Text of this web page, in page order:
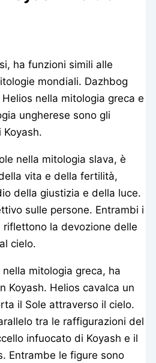
ha funzioni simili alle
mondiali. Dazhbog
nella mitologia greca e
ungherese sono gli
nella mitologia slava, è
vita e della fertilità,
della giustizia e della luce.
sulle persone. Entrambi i
riflettono la devozione delle
cielo.
mitologia greca, ha
Koyash. Helios cavalca un
il Sole attraverso il cielo.
tra le raffigurazioni del
infuocato di Koyash e il
Entrambe le figure sono